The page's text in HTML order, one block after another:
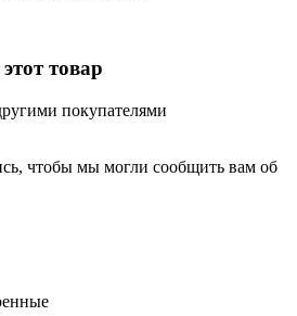
товар
покупателями
чтобы мы могли сообщить вам об